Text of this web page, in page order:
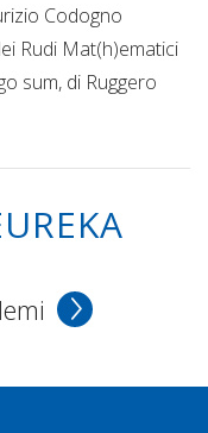
Codogno
Rudi Mat(h)ematici
sum, di Ruggero